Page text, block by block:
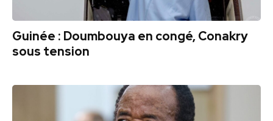
Guinée : Doumbouya en congé, Conakry
sous tension